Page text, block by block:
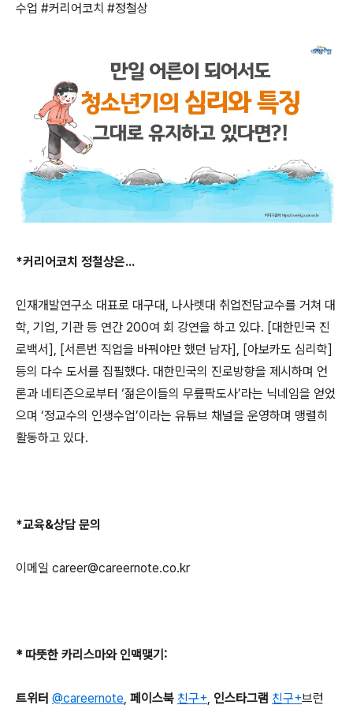
수업 #커리어코치 #정철상
*커리어코치 정철상은...
인재개발연구소 대표로 대구대 , 나사렛대 취업전담교수를 거쳐 대
학, 기업, 기관 등 연간 200여 회 강연을 하고 있다. [대한민국 진
로백서 ], [서른번 직업을 바꿔야만 했던 남자], [아보카도 심리학]
등의 다수 도서를 집필했다. 대한민국의 진로방향을 제시하며 언
론과 네티즌으로부터 ‘젊은이들의 무릎팍도사’라는 닉네임을 얻었
으며 ‘정교수의 인생수업’이라는 유튜브 채널을 운영하며 맹렬히
활동하고 있다.
*교육&상담 문의
이메일 career@careernote.co.kr
* 따뜻한 카리스마와 인맥맺기 :
트위터 @careernote, 페이스북 친구+, 인스타그램 친구+브런